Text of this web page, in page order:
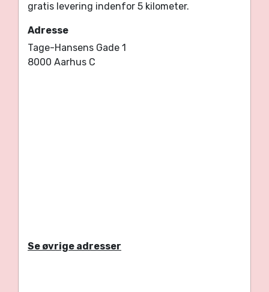
gratis levering indenfor 5 kilometer.
Adresse
Tage-Hansens Gade 1
8000 Aarhus C
Se øvrige adresser